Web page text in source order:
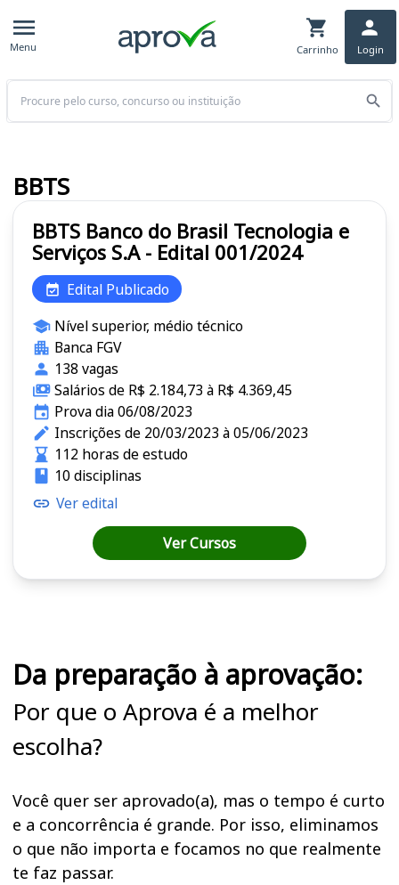
Menu Carrinho Login
Buscar
BBTS Banco do Brasil Tecnologia e
Serviços S.A - Edital 001/2024
Edital Publicado
Nível superior, médio técnico
Banca FGV
138 vagas
Salários de R$ 2.184,73 à R$ 4.369,45
Prova dia 06/08/2023
Inscrições de 20/03/2023 à 05/06/2023
112 horas de estudo
10 disciplinas
Ver edital
Ver Cursos
BBTS
Da preparação à aprovação:
Por que o Aprova é a melhor
escolha?
Você quer ser aprovado(a), mas o tempo é curto
e a concorrência é grande. Por isso, eliminamos
o que não importa e focamos no que realmente
te faz passar.